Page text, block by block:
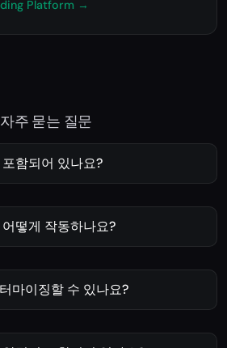
Platform →
자주 묻는 질문
함되어 있나요?
떻게 작동하나요?
마이징할 수 있나요?